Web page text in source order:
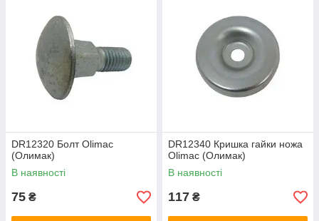
DR12320 Болт Olimac
(Олимак)
В наявності
75 ₴
DR12340 Кришка гайки ножа
Olimac (Олимак)
В наявності
117 ₴